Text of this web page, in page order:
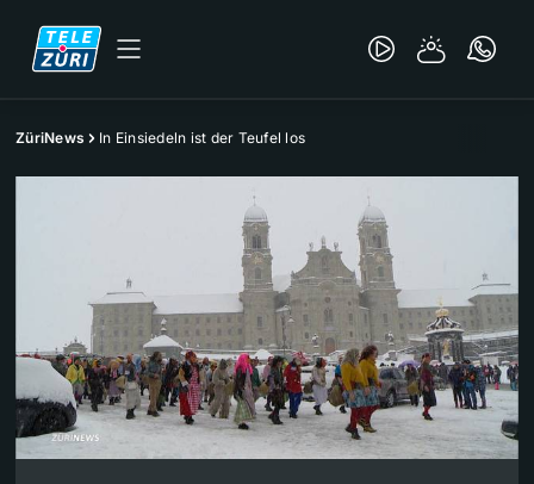
ZüriNews In Einsiedeln ist der Teufel los